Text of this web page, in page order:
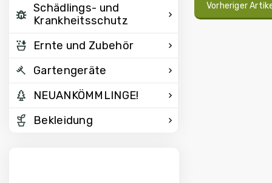
Schädlings- und
Krankheitsschutz
Ernte und Zubehör
Gartengeräte
NEUANKÖMMLINGE!
Bekleidung
Vorheriger